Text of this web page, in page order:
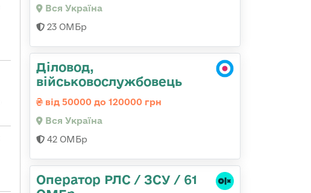
Вся Україна
23 ОМБр
Діловод,
військовослужбовець
від 50000 до 120000 грн
Вся Україна
42 ОМБр
Оператор РЛС / ЗСУ / 61